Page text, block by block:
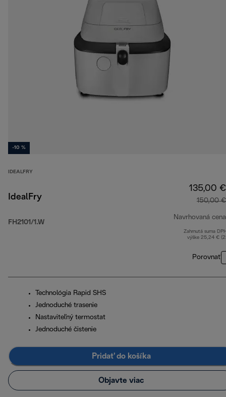
-10 %
IDEALFRY
IdealFry
FH2101/1.W
135,00 €
150,00 €
Navrhovaná cena
Zahrnutá suma
výške 25,24 €
Porovnať
Technológia Rapid SHS
Jednoduché trasenie
Nastaviteľný termostat
Jednoduché čistenie
Pridať do košíka
Objavte viac